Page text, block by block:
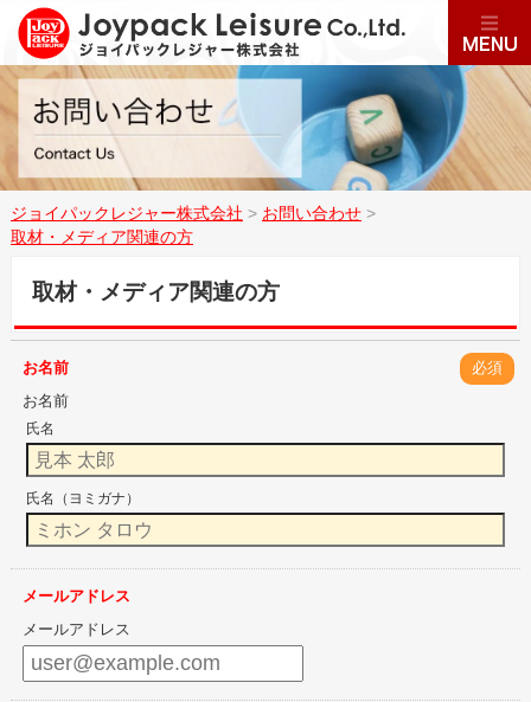
ジョイパックレジャー株式会社 > お問い合わせ >
取材・メディア関連の方
取材・メディア関連の方
お名前
必須
お名前
氏名
氏名（ヨミガナ）
メールアドレス
メールアドレス